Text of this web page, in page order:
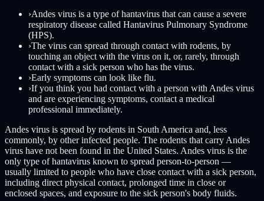
›Andes virus is a type of hantavirus that can cause a severe
respiratory disease called Hantavirus Pulmonary Syndrome
(HPS).
›The virus can spread through contact with rodents, by
touching an object with the virus on it, or, rarely, through
contact with a sick person who has the virus.
›Early symptoms can look like flu.
›If you think you had contact with a person with Andes virus
and are experiencing symptoms, contact a medical
professional immediately.
Andes virus is spread by rodents in South America and, less
commonly, by other infected people. The rodents that carry Andes
virus have not been found in the United States. Andes virus is the
only type of hantavirus known to spread person-to-person —
usually limited to people who have close contact with a sick person,
including direct physical contact, prolonged time in close or
enclosed spaces, and exposure to the sick person's body fluids.